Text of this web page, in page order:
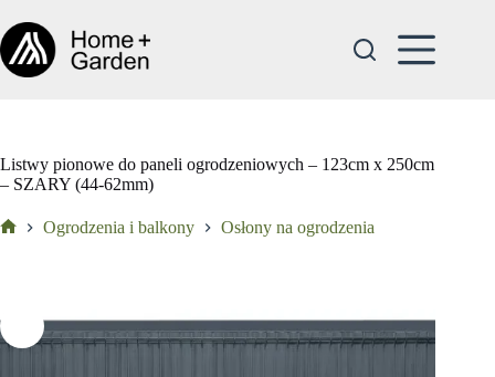
do
treści
Listwy pionowe do paneli ogrodzeniowych – 123cm x 250cm
– SZARY (44-62mm)
Ogrodzenia i balkony Osłony na ogrodzenia